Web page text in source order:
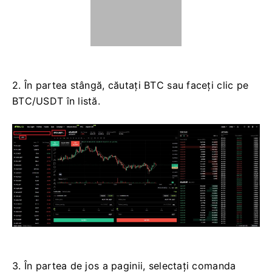
2. În partea stângă, căutați BTC sau faceți clic pe
BTC/USDT în listă.
3. În partea de jos a paginii, selectați comanda